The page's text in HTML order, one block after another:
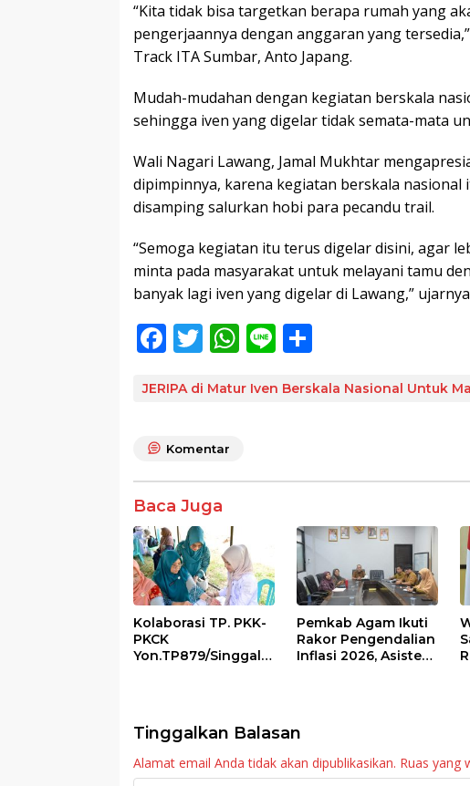
“Kita tidak bisa targetkan berapa rumah yang
pengerjaannya dengan anggaran yang
Track ITA Sumbar, Anto Japang.
Mudah-mudahan dengan kegiatan berskala
sehingga iven yang digelar tidak semata-mata
Wali Nagari Lawang, Jamal Mukhtar
dipimpinnya, karena kegiatan berskala
disamping salurkan hobi para pecandu trail.
“Semoga kegiatan itu terus digelar disini, agar
minta pada masyarakat untuk melayani tamu
banyak lagi iven yang digelar di Lawang,”
F
e
o
o
k
T
itt
W
at
p
Li
e ar
JERIPA di Matur Iven Berskala Nasional Untuk
Komentar
Baca Juga
Kolaborasi TP. PKK-
PKCK
Yon.TP879/Singgala
Pemkab Agam Ikuti
Rakor Pengendalian
Inflasi 2026, Asisten
Tinggalkan Balasan
Alamat email Anda tidak akan dipublikasikan. Ruas yang